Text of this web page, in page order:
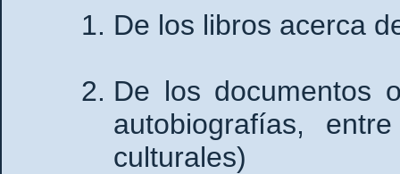
De los libros acerca
De los documentos
autobiografías,
culturales)